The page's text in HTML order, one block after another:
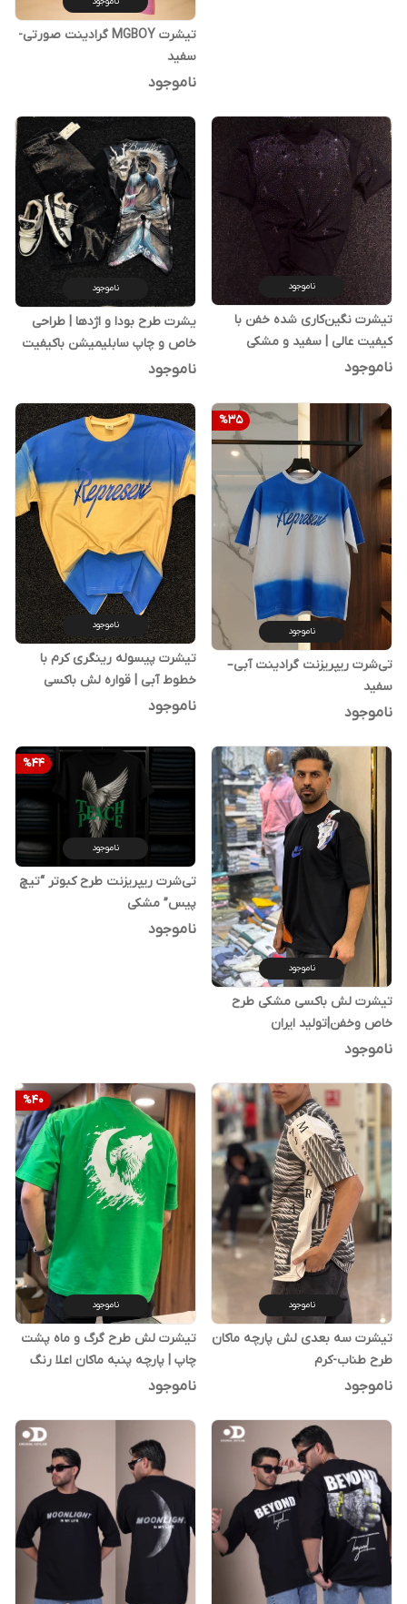
تیشرت MGBOY گرادینت صورتی-
سفید
ناموجود
ناموجود
تیشرت نگین‌کاری شده خفن با
کیفیت عالی | سفید و مشکی
ناموجود
ناموجود
یشرت طرح بودا و اژدها | طراحی
خاص و چاپ سابلیمیشن باکیفیت
ناموجود
%35
ناموجود
تی‌شرت ریپریزنت گرادینت آبی–
سفید
ناموجود
ناموجود
تیشرت پیسوله رینگری کرم با
خطوط آبی | قواره لش باکسی
تولید ایران
ناموجود
ناموجود
تیشرت لش باکسی مشکی طرح
خاص و‌خفن|تولید ایران
ناموجود
%44
ناموجود
تی‌شرت ریپریزنت طرح کبوتر “تیچ
پیس” مشکی
ناموجود
ناموجود
تیشرت سه بعدی لش پارچه ماکان
طرح طناب-کرم
ناموجود
%40
ناموجود
تیشرت لش طرح گرگ و ماه پشت
چاپ | پارچه پنبه ماکان اعلا رنگ
بندی
ناموجود